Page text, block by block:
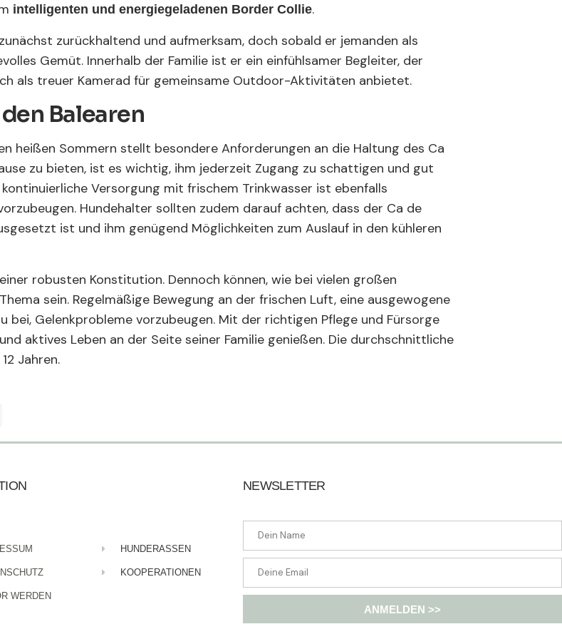
intelligenten und energiegeladenen Border Collie.
zurückhaltend und aufmerksam, doch sobald er jemanden als
Gemüt. Innerhalb der Familie ist er ein einfühlsamer Begleiter, der
als treuer Kamerad für gemeinsame Outdoor-Aktivitäten anbietet.
Balearen
heißen Sommern stellt besondere Anforderungen an die Haltung des Ca
zu bieten, ist es wichtig, ihm jederzeit Zugang zu schattigen und gut
Versorgung mit frischem Trinkwasser ist ebenfalls
Hundehalter sollten zudem darauf achten, dass der Ca de
ist und ihm genügend Möglichkeiten zum Auslauf in den kühleren
robusten Konstitution. Dennoch können, wie bei vielen großen
sein. Regelmäßige Bewegung an der frischen Luft, eine ausgewogene
bei, Gelenkprobleme vorzubeugen. Mit der richtigen Pflege und Fürsorge
aktives Leben an der Seite seiner Familie genießen. Die durchschnittliche
Jahren.
veröffentlicht.
*
WERDEN
HUNDERASSEN
KOOPERATIONEN
NEWSLETTER
ANMELDEN >>